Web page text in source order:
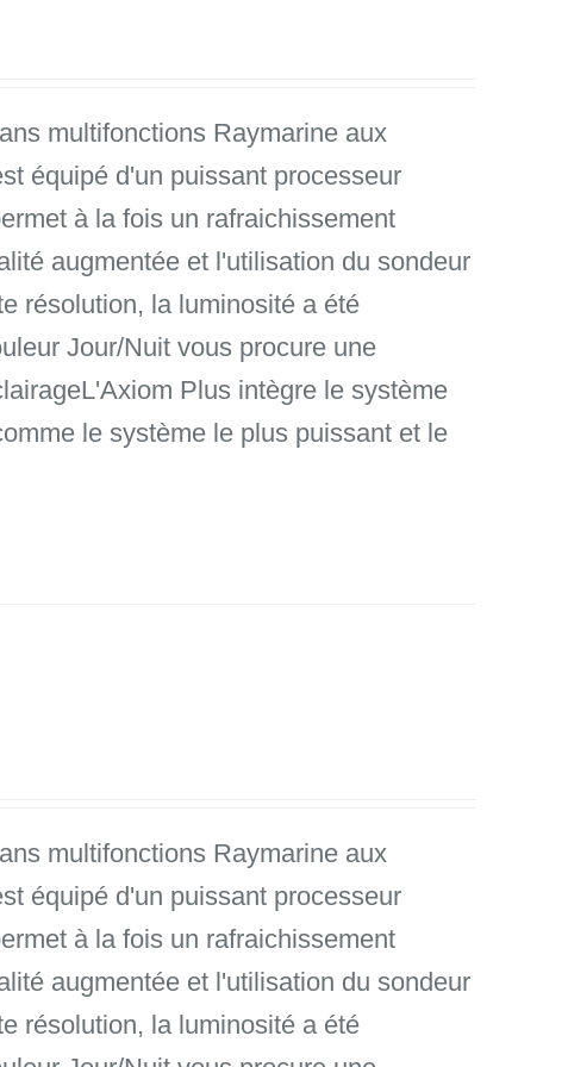
multifonctions Raymarine aux
équipé d'un puissant processeur
à la fois un rafraichissement
augmentée et l'utilisation du sondeur
résolution, la luminosité a été
Jour/Nuit vous procure une
Plus intègre le système
le système le plus puissant et le
multifonctions Raymarine aux
équipé d'un puissant processeur
à la fois un rafraichissement
augmentée et l'utilisation du sondeur
résolution, la luminosité a été